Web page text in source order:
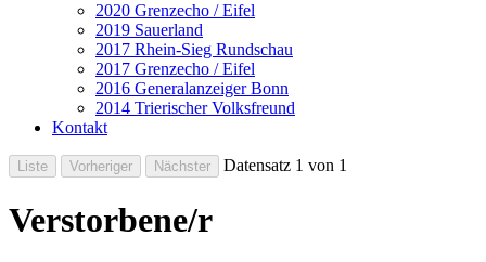
2020 Grenzecho / Eifel
2019 Sauerland
2017 Rhein-Sieg Rundschau
2017 Grenzecho / Eifel
2016 Generalanzeiger Bonn
2014 Trierischer Volksfreund
Kontakt
Datensatz 1 von 1
Verstorbene/r